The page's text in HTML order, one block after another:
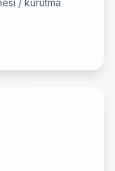
/ kurutma